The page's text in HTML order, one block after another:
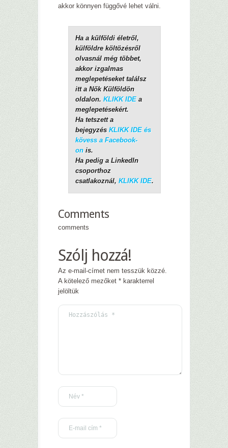
akkor könnyen függővé lehet válni.
Ha a külföldi életről,
külföldre költözésről
olvasnál még többet,
akkor izgalmas
meglepetéseket találsz
itt a Nők Külföldön
oldalon. KLIKK IDEa
meglepetésekért.
Ha tetszett a
bejegyzés KLIKK IDE és
kövess a Facebook-
onis.
Ha pedig a LinkedIn
csoporthoz
csatlakoznál, KLIKK IDE.
Comments
comments
Szólj hozzá!
Az e-mail-címet nem tesszük közzé.
A kötelező mezőket * karakterrel
jelöltük